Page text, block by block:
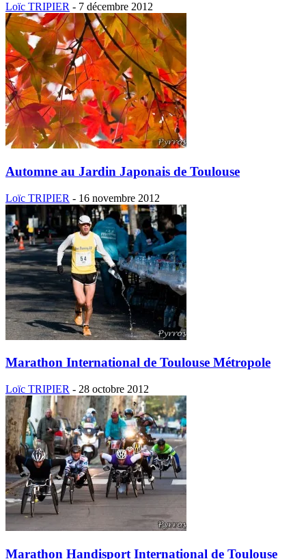
Loïc TRIPIER - 7 décembre 2012
Automne au Jardin Japonais de Toulouse
Loïc TRIPIER - 16 novembre 2012
Marathon International de Toulouse Métropole
Loïc TRIPIER - 28 octobre 2012
Marathon Handisport International de Toulouse